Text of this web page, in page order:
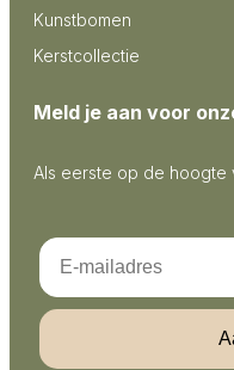
Kunstbomen
Kerstcollectie
Meld je aan voor
Als eerste op de hoogte
Email